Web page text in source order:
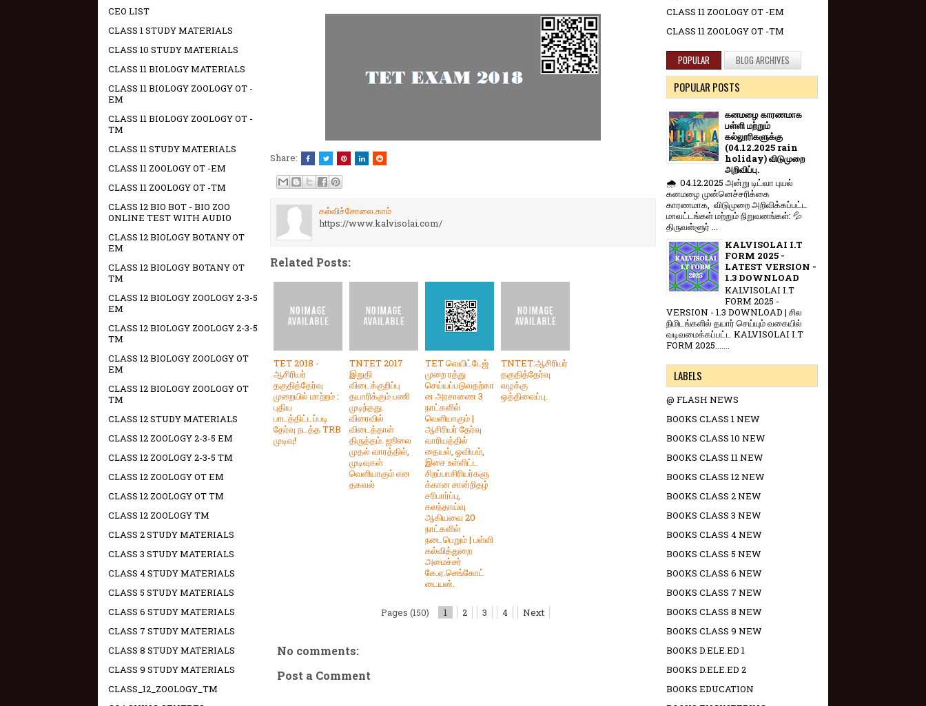
Share:
கல்விச்சோலை.காம்
https://www.kalvisolai.com/
Related Posts:
TET 2018 -
ஆசிரியர்
தகுதித்தேர்வு
முறையில் மாற்றம் :
புதிய
பாடத்திட்டப்படி
தேர்வு நடத்த TRB
முடிவு!
TNTET 2017
இறுதி
விடைக்குறிப்பு
தயாரிக்கும் பணி
முடிந்தது.
விரைவில்
விடைத்தாள்
திருத்தம். ஜூலை
முதல் வாரத்தில்,
முடிவுகள்
வெளியாகும் என
தகவல்
TET வெயிட்டேஜ்
முறை ரத்து
செய்யப்படுவதற்கா
ன அரசாணை 3
நாட்களில்
வெளியாகும் |
ஆசிரியர் தேர்வு
வாரியத்தில்
தையல், ஓவியம்,
இசை உள்ளிட்ட
சிறப்பாசிரியர்களு
க்கான சான்றிதழ்
சரிபார்ப்பு,
கலந்தாய்வு
ஆகியவை 20
நாட்களில்
நடைபெறும் | பள்ளி
கல்வித்துறை
அமைச்சர்
கே.ஏ.செங்கோட்
டையன்.
TNTET:ஆசிரியர்
தகுதித்தேர்வு
வழக்கு
ஒத்திவைப்பு.
Pages (150) 1 2 3 4 Next
No comments:
Post a Comment
CEO LIST
CLASS 1 STUDY MATERIALS
CLASS 10 STUDY MATERIALS
CLASS 11 BIOLOGY MATERIALS
CLASS 11 BIOLOGY ZOOLOGY OT -
EM
CLASS 11 BIOLOGY ZOOLOGY OT -
TM
CLASS 11 STUDY MATERIALS
CLASS 11 ZOOLOGY OT -EM
CLASS 11 ZOOLOGY OT -TM
CLASS 12 BIO BOT - BIO ZOO
ONLINE TEST WITH AUDIO
CLASS 12 BIOLOGY BOTANY OT
EM
CLASS 12 BIOLOGY BOTANY OT
TM
CLASS 12 BIOLOGY ZOOLOGY 2-3-5
EM
CLASS 12 BIOLOGY ZOOLOGY 2-3-5
TM
CLASS 12 BIOLOGY ZOOLOGY OT
EM
CLASS 12 BIOLOGY ZOOLOGY OT
TM
CLASS 12 STUDY MATERIALS
CLASS 12 ZOOLOGY 2-3-5 EM
CLASS 12 ZOOLOGY 2-3-5 TM
CLASS 12 ZOOLOGY OT EM
CLASS 12 ZOOLOGY OT TM
CLASS 12 ZOOLOGY TM
CLASS 2 STUDY MATERIALS
CLASS 3 STUDY MATERIALS
CLASS 4 STUDY MATERIALS
CLASS 5 STUDY MATERIALS
CLASS 6 STUDY MATERIALS
CLASS 7 STUDY MATERIALS
CLASS 8 STUDY MATERIALS
CLASS 9 STUDY MATERIALS
CLASS_12_ZOOLOGY_TM
CLASS 11 ZOOLOGY OT -EM
CLASS 11 ZOOLOGY OT -TM
POPULAR BLOG ARCHIVES
POPULAR POSTS
கனமழை காரணமாக
பள்ளி மற்றும்
கல்லூரிகளுக்கு
(04.12.2025 rain
holiday) விடுமுறை
அறிவிப்பு.
🌧️ 04.12.2025 அன்று டிட்வா புயல்
கனமழை முன்னெச்சரிக்கை
காரணமாக, விடுமுறை அறிவிக்கப்பட்ட
மாவட்டங்கள் மற்றும் நிறுவனங்கள்: 💦
திருவள்ளூர் ...
KALVISOLAI I.T
FORM 2025 -
LATEST VERSION -
1.3 DOWNLOAD
KALVISOLAI I.T
FORM 2025 -
VERSION - 1.3 DOWNLOAD | சில
நிமிடங்களில் தயார் செய்யும் வகையில்
வடிவமைக்கப்பட்ட KALVISOLAI I.T
FORM 2025.......
LABELS
@ FLASH NEWS
BOOKS CLASS 1 NEW
BOOKS CLASS 10 NEW
BOOKS CLASS 11 NEW
BOOKS CLASS 12 NEW
BOOKS CLASS 2 NEW
BOOKS CLASS 3 NEW
BOOKS CLASS 4 NEW
BOOKS CLASS 5 NEW
BOOKS CLASS 6 NEW
BOOKS CLASS 7 NEW
BOOKS CLASS 8 NEW
BOOKS CLASS 9 NEW
BOOKS D.ELE.ED 1
BOOKS D.ELE.ED 2
BOOKS EDUCATION